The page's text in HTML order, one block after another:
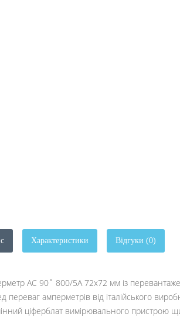
Характеристики Відгуки (0)
AC 90˚ 800/5A 72x72 мм із
переваг амперметрів від італійського
ціферблат вимірювального пристрою